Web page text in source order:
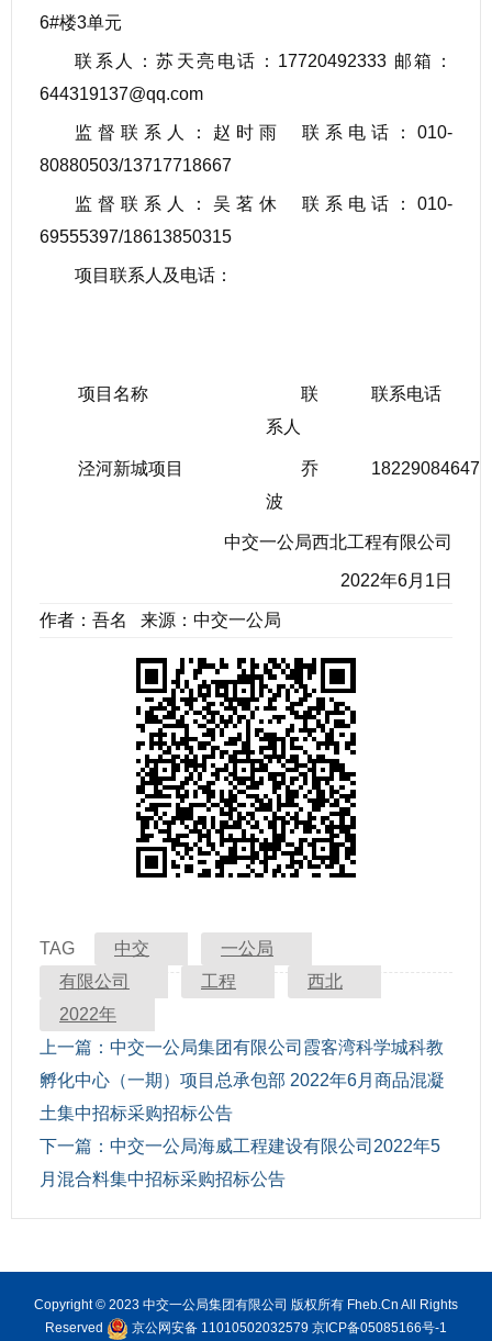
6#楼3单元
联系人：苏天亮电话：17720492333 邮箱：
644319137@qq.com
监督联系人：赵时雨 联系电话：010-
80880503/13717718667
监督联系人：吴茗休 联系电话：010-
69555397/18613850315
项目联系人及电话：
项目名称
联
系人
联系电话
泾河新城项目
乔
波
18229084647
中交一公局西北工程有限公司
2022年6月1日
作者：吾名 来源：中交一公局
TAG 中交
一公局
有限公司
工程
西北
2022年
上一篇： 中交一公局集团有限公司霞客湾科学城科教
孵化中心（一期）项目总承包部 2022年6月商品混凝
土集中招标采购招标公告
下一篇： 中交一公局海威工程建设有限公司2022年5
月混合料集中招标采购招标公告
Copyright © 2023 中交一公局集团有限公司 版权所有 Fheb.Cn All Rights
Reserved
京公网安备 11010502032579 京ICP备05085166号-1